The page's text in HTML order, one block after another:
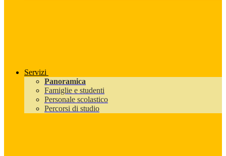
Servizi
Panoramica
Famiglie e studenti
Personale scolastico
Percorsi di studio